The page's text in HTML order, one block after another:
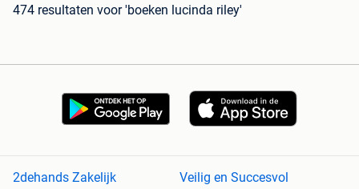
474 resultaten voor 'boeken lucinda riley'
2dehands Zakelijk Veilig en Succesvol